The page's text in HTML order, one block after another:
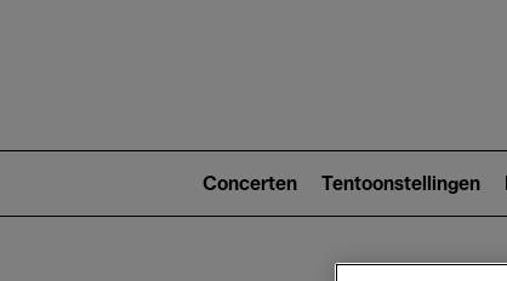
2)
Concerten Tentoonstellingen